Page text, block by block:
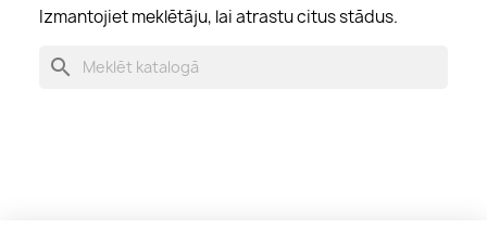
Izmantojiet meklētāju, lai atrastu citus stādus.
search